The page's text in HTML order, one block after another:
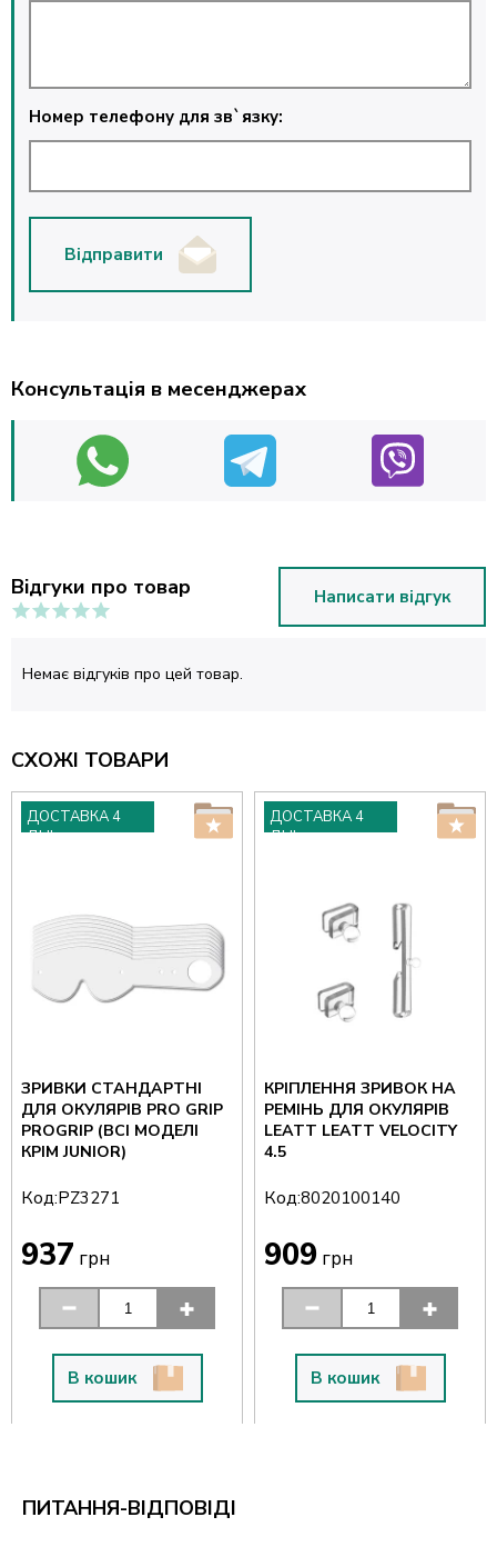
Номер телефону для зв`язку:
Відправити
Консультація в месенджерах
Відгуки про товар Написати відгук
Немає відгуків про цей товар.
СХОЖІ ТОВАРИ
ДОСТАВКА 4
ДНІ
ЗРИВКИ СТАНДАРТНІ
ДЛЯ ОКУЛЯРІВ PRO GRIP
PROGRIP (ВСІ МОДЕЛІ
КРІМ JUNIOR)
Код:PZ3271
937 грн
В кошик
ДОСТАВКА 4
ДНІ
КРІПЛЕННЯ ЗРИВОК НА
РЕМІНЬ ДЛЯ ОКУЛЯРІВ
LEATT LEATT VELOCITY
4.5
Код:8020100140
909 грн
В кошик
ПИТАННЯ-ВІДПОВІДІ